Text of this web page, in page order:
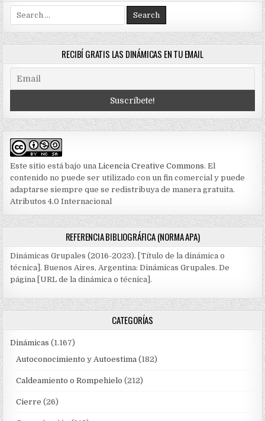
for:
RECIBÍ GRATIS LAS DINÁMICAS EN TU EMAIL
Este sitio está bajo unaLicencia Creative Commons. El
contenido no puede ser utilizado con un fin comercial y puede
adaptarse siempre que se redistribuya de manera gratuita.
Atributos 4.0 Internacional
REFERENCIA BIBLIOGRÁFICA (NORMA APA)
Dinámicas Grupales (2016-2023). [Título de la dinámica o
técnica]. Buenos Aires, Argentina: Dinámicas Grupales. De
página [URL de la dinámica o técnica].
CATEGORÍAS
Dinámicas (1.167)
Autoconocimiento y Autoestima (182)
Caldeamiento o Rompehielo (212)
Cierre (26)